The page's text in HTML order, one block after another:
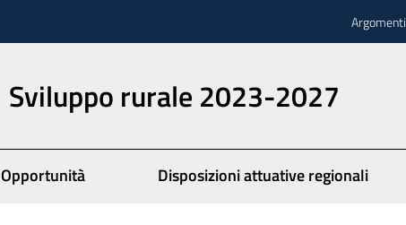
Argomenti
Sviluppo rurale 2023-2027
Opportunità Disposizioni attuative regionali